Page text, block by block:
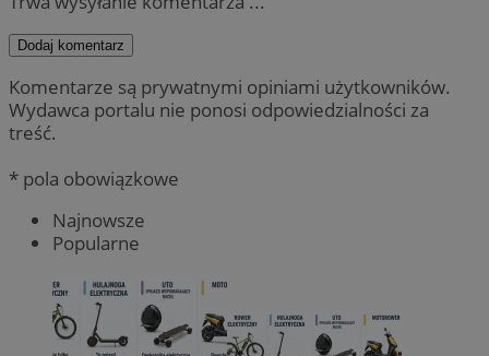
Dodaj komentarz
Komentarze są prywatnymi opiniami użytkowników.
Wydawca portalu nie ponosi odpowiedzialności za
treść.
* pola obowiązkowe
Najnowsze
Popularne